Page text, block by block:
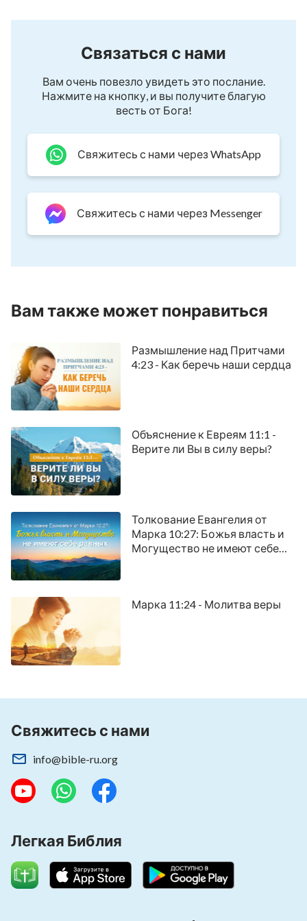
Связаться с нами
Вам очень повезло увидеть это послание.
Нажмите на кнопку, и вы получите благую
весть от Бога!
Свяжитесь с нами через WhatsApp
Свяжитесь с нами через Messenger
Вам также может понравиться
Размышление над Притчами
4:23 - Как беречь наши сердца
Объяснение к Евреям 11:1 -
Верите ли Вы в силу веры?
Толкование Евангелия от
Марка 10:27: Божья власть и
Могущество не имеют себе
Марка 11:24 - Молитва веры
Свяжитесь с нами
info@bible-ru.org
Легкая Библия